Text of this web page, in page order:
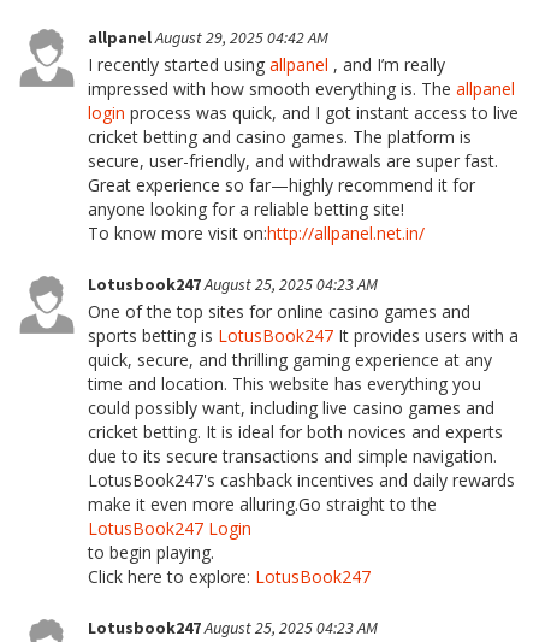
allpanelAugust 29, 2025 04:42 AM
I recently started using allpanel , and I’m really
impressed with how smooth everything is. The allpanel
login process was quick, and I got instant access to live
cricket betting and casino games. The platform is
secure, user-friendly, and withdrawals are super fast.
Great experience so far—highly recommend it for
anyone looking for a reliable betting site!
To know more visit on:http://allpanel.net.in/
Lotusbook247August 25, 2025 04:23 AM
One of the top sites for online casino games and
sports betting is LotusBook247 It provides users with a
quick, secure, and thrilling gaming experience at any
time and location. This website has everything you
could possibly want, including live casino games and
cricket betting. It is ideal for both novices and experts
due to its secure transactions and simple navigation.
LotusBook247's cashback incentives and daily rewards
make it even more alluring.Go straight to the
LotusBook247 Login
to begin playing.
Click here to explore: LotusBook247
Lotusbook247August 25, 2025 04:23 AM